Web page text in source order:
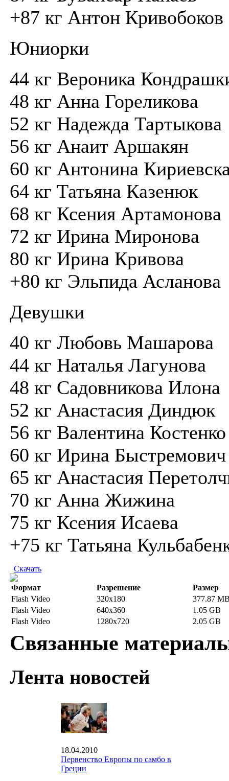
+87 кг Антон Кривобоков
Юниорки
44 кг Вероника
48 кг Анна Гореликова
52 кг Надежда Тартыкова
56 кг Анаит Аршакян
60 кг Антонина
64 кг Татьяна Казенюк
68 кг Ксения Артамонова
72 кг Ирина Миронова
80 кг Ирина Кривова
+80 кг Эльпида Асланова
Девушки
40 кг Любовь Машарова
44 кг Наталья Лагунова
48 кг Садовникова Илона
52 кг Анастасия Диндюк
56 кг Валентина Костенко
60 кг Ирина Быстремович
65 кг Анастасия
70 кг Анна Жижина
75 кг Ксения Исаева
+75 кг Татьяна
Скачать
Формат Разрешение
Размер
Flash Video
320x180
377.87
Flash Video
640x360
1.05 GB
Flash Video
1280x720 2.05 GB
Связанные
Лента новостей
18.04.2010
Первенство Европы по самбо в
Греции